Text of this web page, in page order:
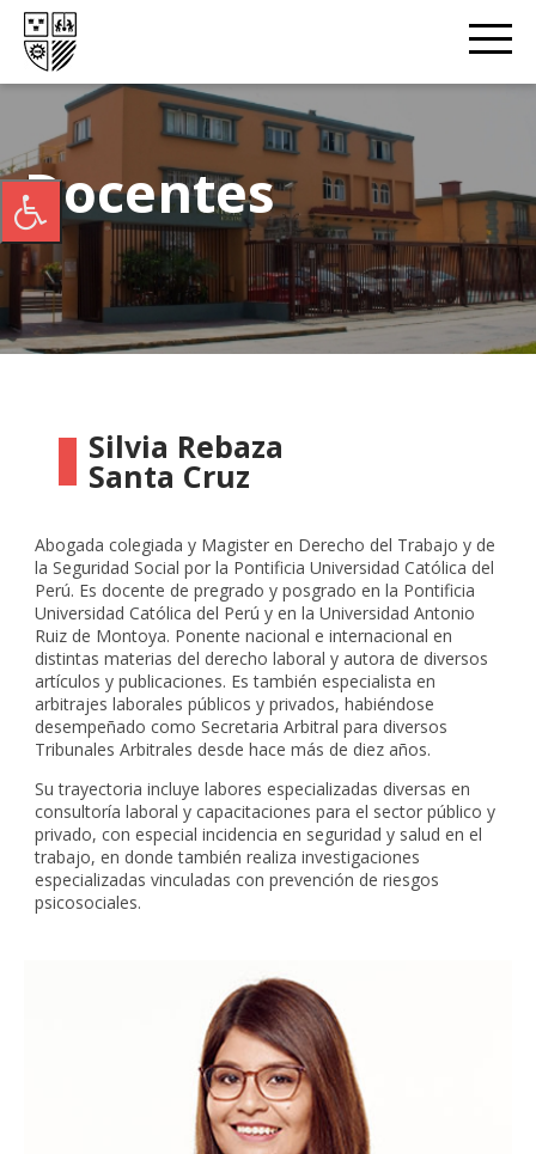
Docentes
Silvia Rebaza
Santa Cruz
Abogada colegiada y Magister en Derecho del Trabajo y de
la Seguridad Social por la Pontificia Universidad Católica del
Perú. Es docente de pregrado y posgrado en la Pontificia
Universidad Católica del Perú y en la Universidad Antonio
Ruiz de Montoya. Ponente nacional e internacional en
distintas materias del derecho laboral y autora de diversos
artículos y publicaciones. Es también especialista en
arbitrajes laborales públicos y privados, habiéndose
desempeñado como Secretaria Arbitral para diversos
Tribunales Arbitrales desde hace más de diez años.
Su trayectoria incluye labores especializadas diversas en
consultoría laboral y capacitaciones para el sector público y
privado, con especial incidencia en seguridad y salud en el
trabajo, en donde también realiza investigaciones
especializadas vinculadas con prevención de riesgos
psicosociales.